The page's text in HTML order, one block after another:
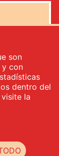
*
- R.E.A.
son
y con
dentro del
la